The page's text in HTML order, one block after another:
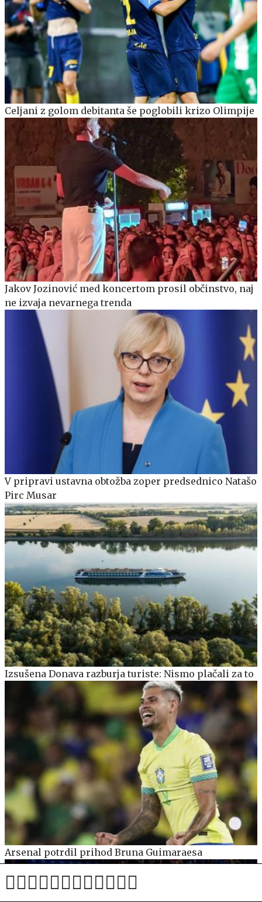
Celjani z golom debitanta še poglobili krizo Olimpije
Jakov Jozinović med koncertom prosil občinstvo, naj
ne izvaja nevarnega trenda
V pripravi ustavna obtožba zoper predsednico Natašo
Pirc Musar
Izsušena Donava razburja turiste: Nismo plačali za to
Arsenal potrdil prihod Bruna Guimaraesa